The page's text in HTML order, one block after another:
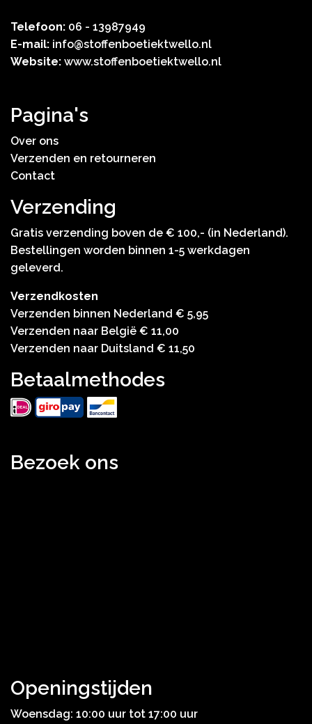
Telefoon: 06 - 13987949
E-mail: info@stoffenboetiektwello.nl
Website: www.stoffenboetiektwello.nl
Pagina's
Over ons
Verzenden en retourneren
Contact
Verzending
Gratis verzending boven de € 100,- (in Nederland).
Bestellingen worden binnen 1-5 werkdagen
geleverd.
Verzendkosten
Verzenden binnen Nederland € 5,95
Verzenden naar België € 11,00
Verzenden naar Duitsland € 11,50
Betaalmethodes
Bezoek ons
Openingstijden
Woensdag: 10:00 uur tot 17:00 uur